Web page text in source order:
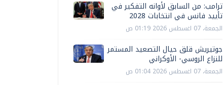
ترامب: من السابق لأوانه التفكير في
تأييد فانس في انتخابات 2028
الجمعة، 07 اغسطس 2026 01:19 ص
جوتيريش قلق حيال التصعيد المستمر
للنزاع الروسي- الأوكراني
الجمعة، 07 اغسطس 2026 01:04 ص